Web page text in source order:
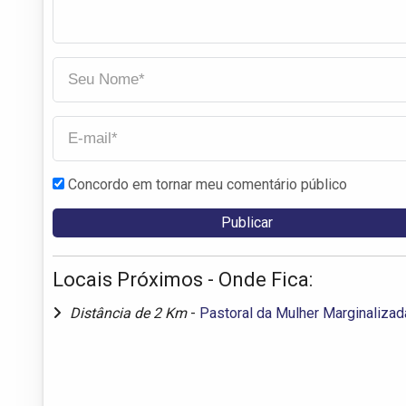
Concordo em tornar meu comentário público
Locais Próximos - Onde Fica:
Distância de 2 Km - Pastoral da Mulher